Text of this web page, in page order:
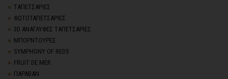
TΑΠΕΤΣΑΡΙΕΣ
ΦΩΤΟΤΑΠΕΤΣΑΡΙΕΣ
3D AΝΑΓΛΥΦΕΣ TΑΠΕΤΣΑΡΙΕΣ
ΜΠΟΡΝΤΟΥΡΕΣ
SYMPHONY OF REDS
FRUIT DE MER
ΠΑΡΑΒΑΝ